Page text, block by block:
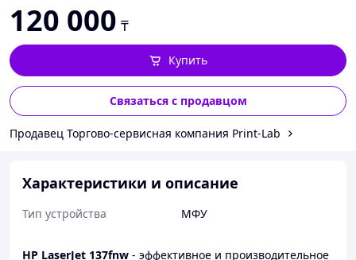
120 000 ₸
Купить
Связаться с продавцом
Продавец Торгово-сервисная компания Print-Lab
Характеристики и описание
Тип устройства МФУ
HP LaserJet 137fnw - эффективное и производительное